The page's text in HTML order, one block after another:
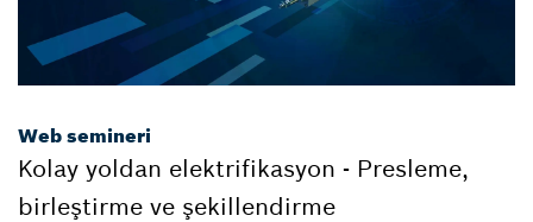
Web semineri
Kolay yoldan elektrifikasyon - Presleme,
birleştirme ve şekillendirme